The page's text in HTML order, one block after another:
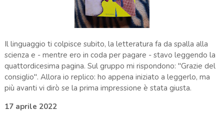
Il linguaggio ti colpisce subito, la letteratura fa da spalla alla
scienza e - mentre ero in coda per pagare - stavo leggendo la
quattordicesima pagina. Sul gruppo mi rispondono: "Grazie del
consiglio". Allora io replico: ho appena iniziato a leggerlo, ma
più avanti vi dirò se la prima impressione è stata giusta.
17 aprile 2022